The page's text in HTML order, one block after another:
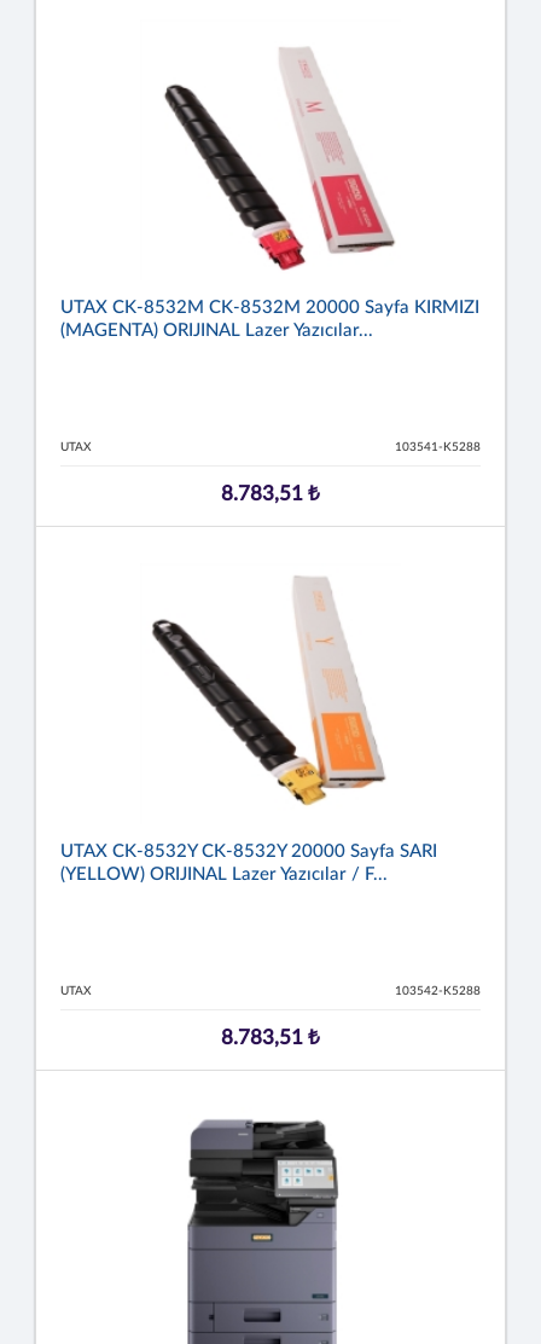
UTAX CK-8532M CK-8532M 20000 Sayfa KIRMIZI
(MAGENTA) ORIJINAL Lazer Yazıcılar...
UTAX 103541-K5288
8.783,51 ₺
UTAX CK-8532Y CK-8532Y 20000 Sayfa SARI
(YELLOW) ORIJINAL Lazer Yazıcılar / F...
UTAX 103542-K5288
8.783,51 ₺